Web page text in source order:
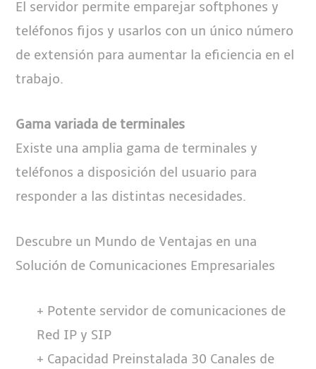
El servidor permite emparejar softphones y
teléfonos fijos y usarlos con un único número
de extensión para aumentar la eficiencia en el
trabajo.
Gama variada de terminales
Existe una amplia gama de terminales y
teléfonos a disposición del usuario para
responder a las distintas necesidades.
Descubre un Mundo de Ventajas en una
Solución de Comunicaciones Empresariales
+ Potente servidor de comunicaciones de
Red IP y SIP
+ Capacidad Preinstalada 30 Canales de